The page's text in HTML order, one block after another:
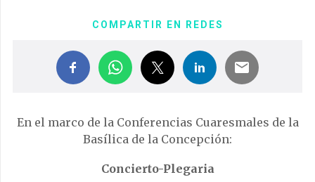
COMPARTIR EN REDES
En el marco de la Conferencias Cuaresmales de la
Basílica de la Concepción:
Concierto-Plegaria